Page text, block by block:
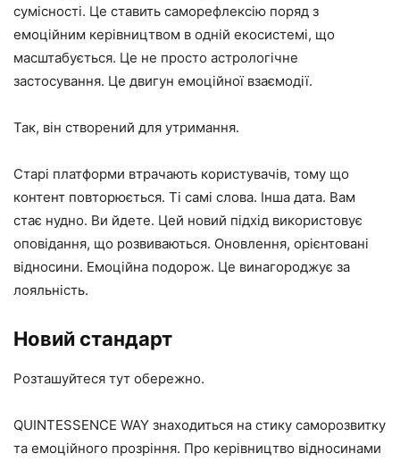
сумісності. Це ставить саморефлексію поряд з
емоційним керівництвом в одній екосистемі, що
масштабується. Це не просто астрологічне
застосування. Це двигун емоційної взаємодії.
Так, він створений для утримання.
Старі платформи втрачають користувачів, тому що
контент повторюється. Ті самі слова. Інша дата. Вам
стає нудно. Ви йдете. Цей новий підхід використовує
оповідання, що розвиваються. Оновлення, орієнтовані
відносини. Емоційна подорож. Це винагороджує за
лояльність.
Новий стандарт
Розташуйтеся тут обережно.
QUINTESSENCE WAY знаходиться на стику саморозвитку
та емоційного прозріння. Про керівництво відносинами